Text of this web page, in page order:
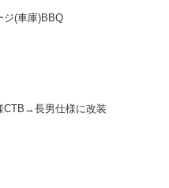
ジ(車庫)BBQ
CTB→長男仕様に改装